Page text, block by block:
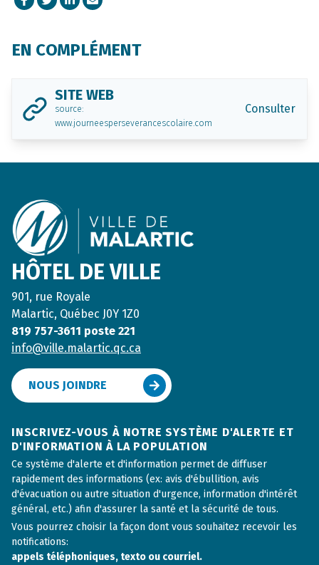
EN COMPLÉMENT
SITE WEB
source:
www.journeesperseverancescolaire.com
Consulter
HÔTEL DE VILLE
901, rue Royale
Malartic, Québec J0Y 1Z0
819 757-3611 poste 221
info@ville.malartic.qc.ca
NOUS JOINDRE
INSCRIVEZ-VOUS À NOTRE SYSTÈME D'ALERTE ET
D'INFORMATION À LA POPULATION
Ce système d'alerte et d'information permet de diffuser
rapidement des informations (ex: avis d'ébullition, avis
d'évacuation ou autre situation d'urgence, information d'intérêt
général, etc.) afin d'assurer la santé et la sécurité de tous.
Vous pourrez choisir la façon dont vous souhaitez recevoir les
notifications:
appels téléphoniques, texto ou courriel.